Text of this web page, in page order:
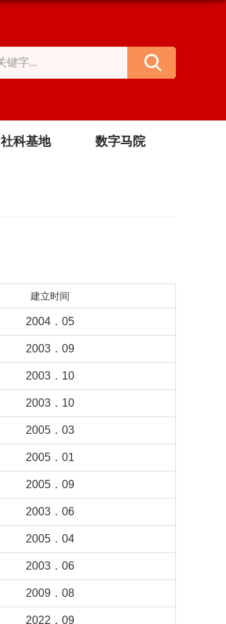
社科基地 数字马院
建立时间
2004．05
2003．09
2003．10
2003．10
2005．03
2005．01
2005．09
2003．06
2005．04
2003．06
2009．08
2022．09